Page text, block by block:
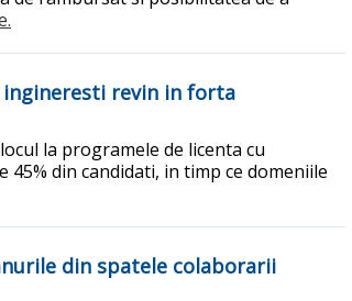
ingineresti revin in forta
la programele de licenta cu
din candidati, in timp ce domeniile
din spatele colaborarii